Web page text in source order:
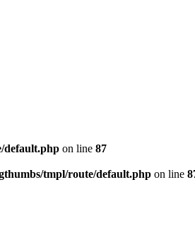
default.php on line 87
tmpl/route/default.php on line